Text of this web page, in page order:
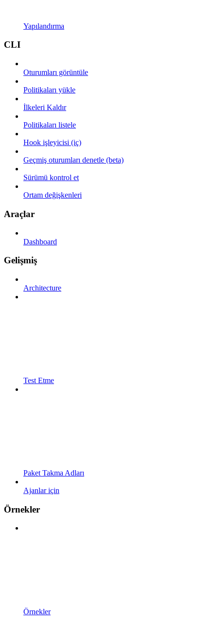
Yapılandırma
CLI
Oturumları görüntüle
Politikaları yükle
İlkeleri Kaldır
Politikaları listele
Hook işleyicisi (iç)
Geçmiş oturumları denetle (beta)
Sürümü kontrol et
Ortam değişkenleri
Araçlar
Dashboard
Gelişmiş
Architecture
Test Etme
Paket Takma Adları
Ajanlar için
Örnekler
Örnekler